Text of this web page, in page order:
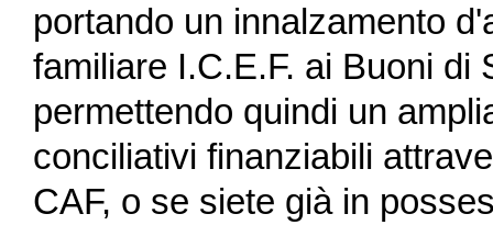
portando un innalzamento
familiare I.C.E.F. ai Buoni di
permettendo quindi un
conciliativi finanziabili
CAF, o se siete già in